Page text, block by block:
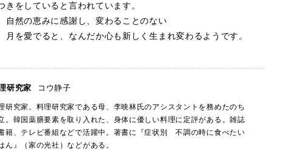
きをしていると言われています。
自然の恵みに感謝し、変わることのない
月を愛でると、なんだか心も新しく生まれ変わるようです。
研究家 コウ静子
研究家。料理研究家である母、李映林氏のアシスタントを務めたのち
。韓国薬膳要素を取り入れた、身体に優しい料理に定評がある。雑誌
籍、テレビ番組などで活躍中。著書に『症状別 不調の時に食べたい
ん』（家の光社）などがある。